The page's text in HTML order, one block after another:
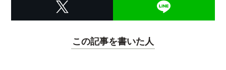
この記事を書いた人